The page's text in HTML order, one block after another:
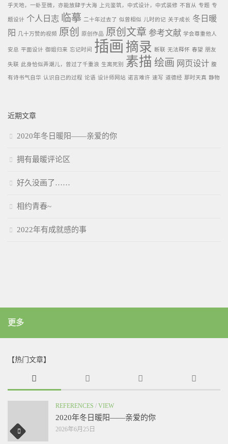
乎天地，一虲至微，亦能放肆于大海 上元鉴筑，中式设计，中式装修 不盲从 专题 专
题设计 个人日志 临摹 二十年过去了 似曾相似 儿时的记 关于成长 冬日暖
阳
几十万赞的视频 原创 原创作品 原创文章 参考文献 学会尊重他人
安总 平面设计 御姐归来 忘记时间 插画 摘录 断联 无法释怀 春望 朋友
失联 此身恰似弄潮儿，曾过了千重浪 生离死别 素描 绘画 网页设计 腹
有诗书气自华 认识自己的过程 论语 设计师网站 诺言难许 速写 道德经 那时天真 静物
近期文章
2020年冬日暖阳——亲爱的你
拥有最暖评论区
好久没画了……
相约青春~
2022年有成就感的事
更多
【热门文章】
REFERENCES / VIEW
2020年冬日暖阳——亲爱的你
2026年6月25日